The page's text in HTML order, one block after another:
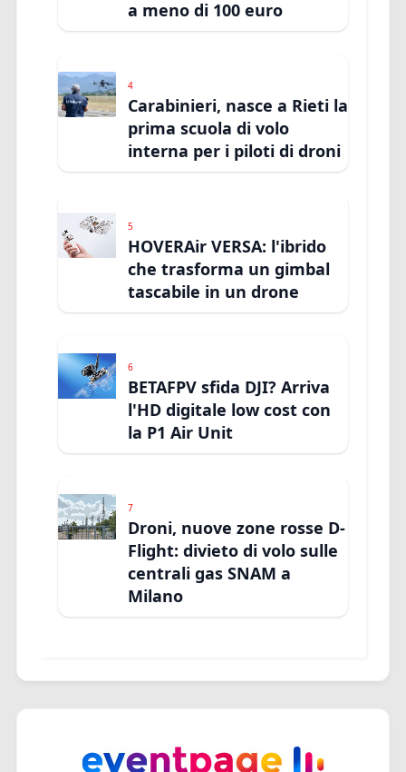
a meno di 100 euro
4
Carabinieri, nasce a Rieti la
prima scuola di volo
interna per i piloti di droni
5
HOVERAir VERSA: l'ibrido
che trasforma un gimbal
tascabile in un drone
6
BETAFPV sfida DJI? Arriva
l'HD digitale low cost con
la P1 Air Unit
7
Droni, nuove zone rosse D-
Flight: divieto di volo sulle
centrali gas SNAM a
Milano